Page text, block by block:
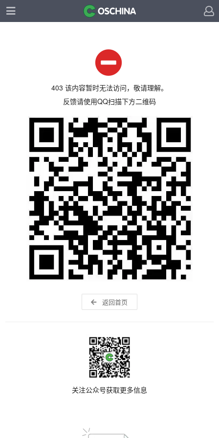
403 该内容暂时无法访问，敬请理解。
反馈请使用QQ扫描下方二维码
返回首页
关注公众号获取更多信息